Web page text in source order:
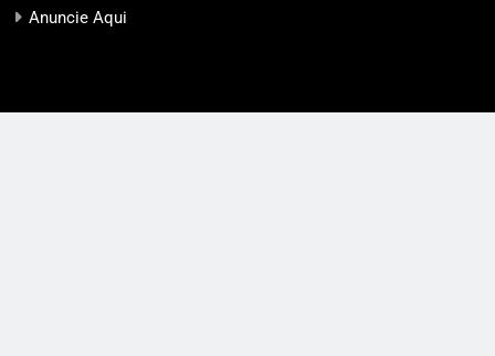
Anuncie Aqui